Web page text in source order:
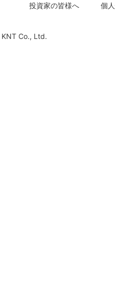
投資家の皆様へ 個
KNT Co., Ltd.